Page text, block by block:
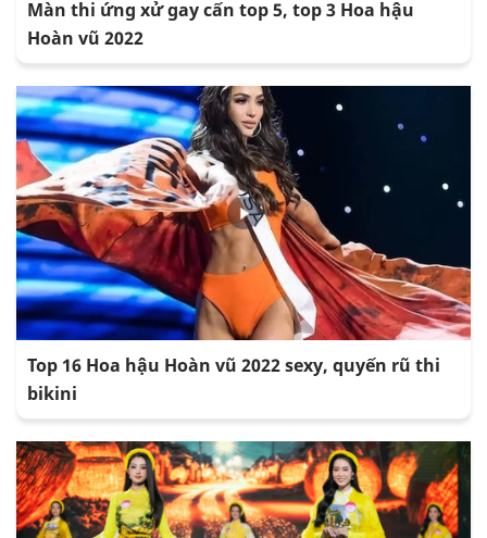
Màn thi ứng xử gay cấn top 5, top 3 Hoa hậu
Hoàn vũ 2022
Top 16 Hoa hậu Hoàn vũ 2022 sexy, quyến rũ thi
bikini